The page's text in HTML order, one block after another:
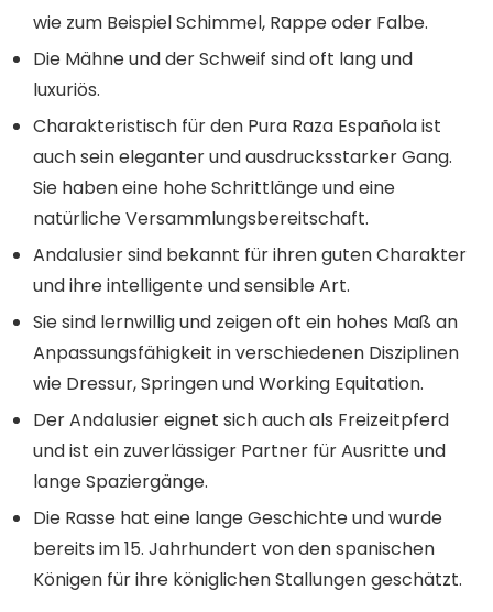
wie zum Beispiel Schimmel, Rappe oder Falbe.
Die Mähne und der Schweif sind oft lang und
luxuriös.
Charakteristisch für den Pura Raza Española ist
auch sein eleganter und ausdrucksstarker Gang.
Sie haben eine hohe Schrittlänge und eine
natürliche Versammlungsbereitschaft.
Andalusier sind bekannt für ihren guten Charakter
und ihre intelligente und sensible Art.
Sie sind lernwillig und zeigen oft ein hohes Maß an
Anpassungsfähigkeit in verschiedenen Disziplinen
wie Dressur, Springen und Working Equitation.
Der Andalusier eignet sich auch als Freizeitpferd
und ist ein zuverlässiger Partner für Ausritte und
lange Spaziergänge.
Die Rasse hat eine lange Geschichte und wurde
bereits im 15. Jahrhundert von den spanischen
Königen für ihre königlichen Stallungen geschätzt.